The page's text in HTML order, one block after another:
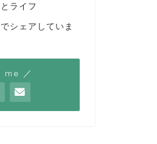
ライフ
シェアしていま
me ／